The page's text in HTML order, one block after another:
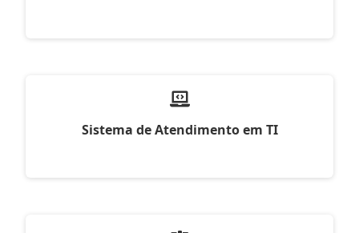
Sistema de Atendimento em TI